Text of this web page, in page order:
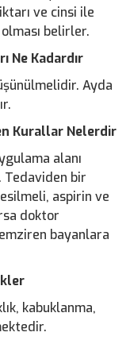
ve cinsi ile
belirler.
Ne Kadardır
Ayda
Kurallar Nelerdir
alanı
Tedaviden bir
aspirin ve
doktor
bayanlara
kabuklanma,